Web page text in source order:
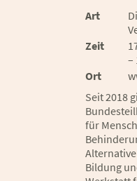
Art
Zeit
–
Ort
Seit 2018
für
Bildung